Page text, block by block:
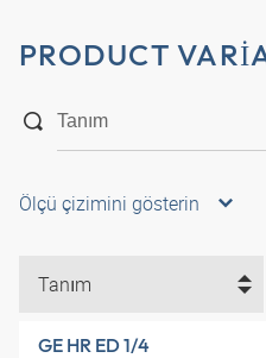
PRODUCT
Ölçü çizimini gösterin
Tanım
GE HR ED 1/4